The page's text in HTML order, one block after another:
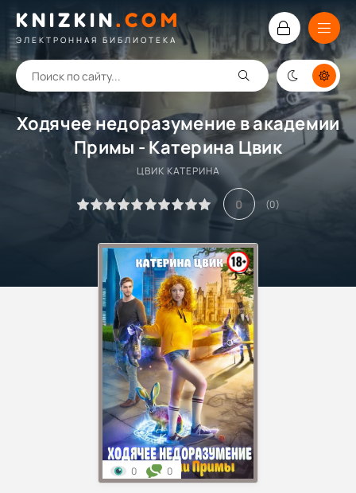
KNIZKIN.COM
ЭЛЕКТРОННАЯ БИБЛИОТЕКА
Ходячее недоразумение в академии
Примы - Катерина Цвик
ЦВИК КАТЕРИНА
0 (0)
0 0